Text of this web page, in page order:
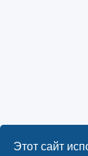
Этот сайт